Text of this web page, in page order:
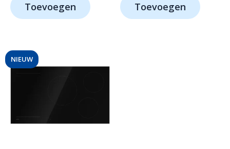
€949,-.€629,-.
Toevoegen
€1.399,-.€599,-.
Toevoegen
NIEUW